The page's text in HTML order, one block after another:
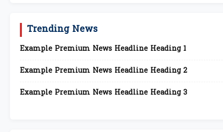
Trending News
Example Premium News Headline Heading 1
Example Premium News Headline Heading 2
Example Premium News Headline Heading 3